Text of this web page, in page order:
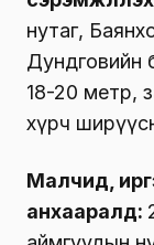
нутаг,
Дундговийн
18-20 метр,
хүрч
Малчид,
анхааралд: